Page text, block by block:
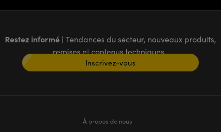
Restez informé | Tendances du secteur, nouveaux produits,
remises et contenus techniques
Inscrivez-vous
À propos de nous